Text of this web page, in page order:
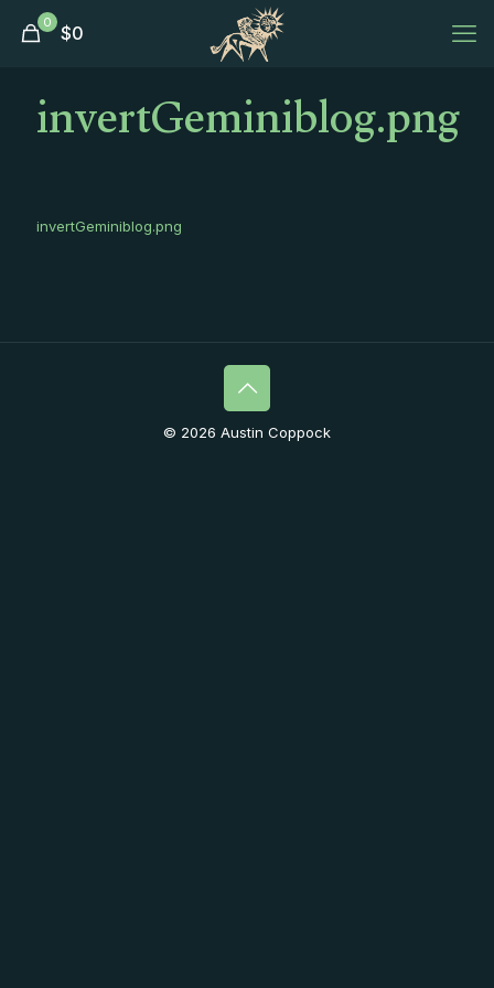
0 $0
invertGeminiblog.png
invertGeminiblog.png
© 2026 Austin Coppock